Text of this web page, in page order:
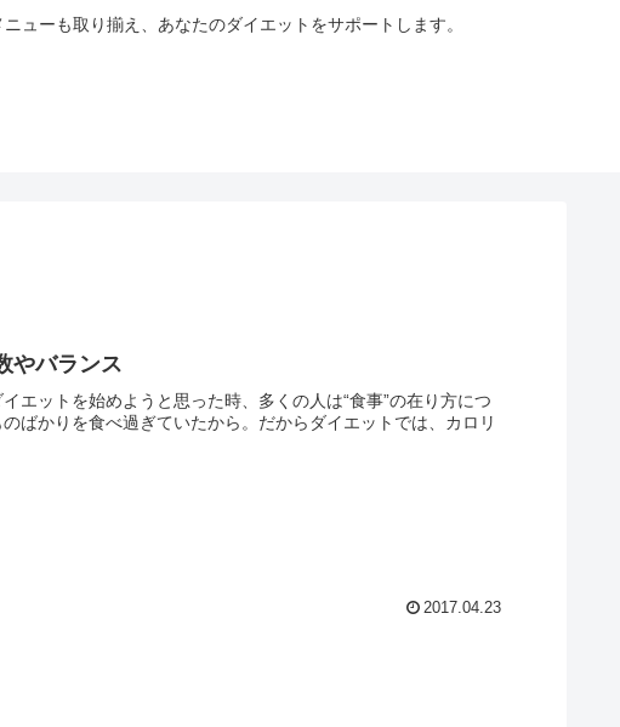
ューも取り揃え、あなたのダイエットをサポートします。
やバランス
エットを始めようと思った時、多くの人は“食事”の在り方につ
ばかりを食べ過ぎていたから。だからダイエットでは、カロリ
2017.04.23